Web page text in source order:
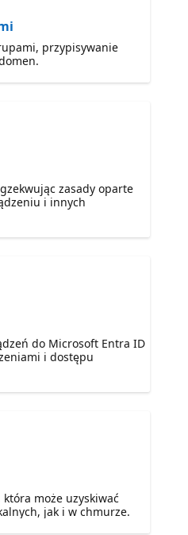
przypisywanie
zasady oparte
i innych
do Microsoft Entra ID
i dostępu
może uzyskiwać
jak i w chmurze.